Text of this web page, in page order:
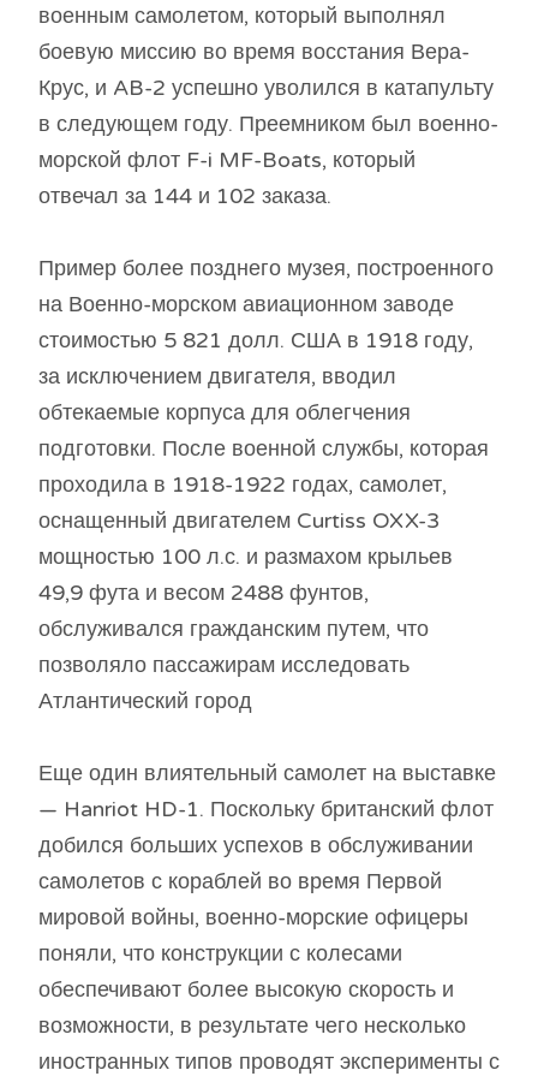
военным самолетом, который выполнял
боевую миссию во время восстания Вера-
Крус, и AB-2 успешно уволился в катапульту
в следующем году. Преемником был военно-
морской флот F-i MF-Boats, который
отвечал за 144 и 102 заказа.
Пример более позднего музея, построенного
на Военно-морском авиационном заводе
стоимостью 5 821 долл. США в 1918 году,
за исключением двигателя, вводил
обтекаемые корпуса для облегчения
подготовки. После военной службы, которая
проходила в 1918-1922 годах, самолет,
оснащенный двигателем Curtiss OXX-3
мощностью 100 л.с. и размахом крыльев
49,9 фута и весом 2488 фунтов,
обслуживался гражданским путем, что
позволяло пассажирам исследовать
Атлантический город
Еще один влиятельный самолет на выставке
— Hanriot HD-1. Поскольку британский флот
добился больших успехов в обслуживании
самолетов с кораблей во время Первой
мировой войны, военно-морские офицеры
поняли, что конструкции с колесами
обеспечивают более высокую скорость и
возможности, в результате чего несколько
иностранных типов проводят эксперименты с